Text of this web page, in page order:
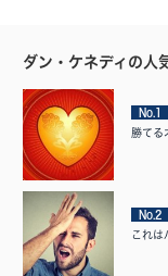
ダン・ケネディの人
No.1
勝てる
No.2
これは